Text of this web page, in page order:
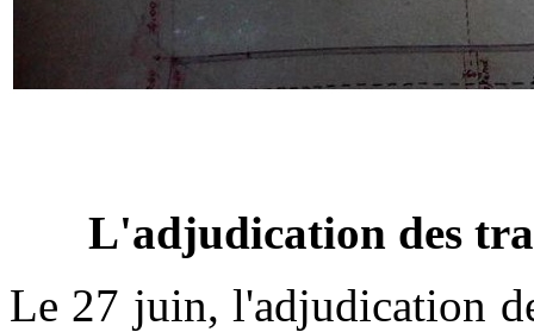
L'adjudication des
Le 27 juin, l'adjudication